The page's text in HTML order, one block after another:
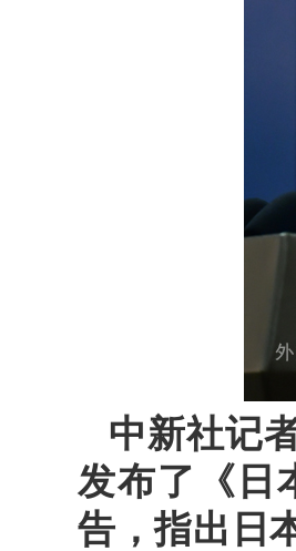
中新社记
发布了《日
告，指出日